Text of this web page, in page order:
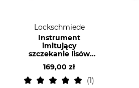
Lockschmiede
Instrument
imitujący
szczekanie lisów
Lockschmiede
169,00 zł
1